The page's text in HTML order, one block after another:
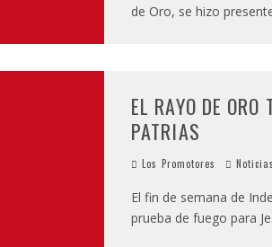
de Oro, se hizo
EL RAYO DE
PATRIAS
Los Promotores Noticias
El fin de semana de
prueba de fuego para